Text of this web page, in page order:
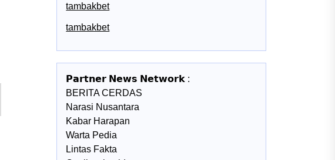
tambakbet
tambakbet
𝗣𝗮𝗿𝘁𝗻𝗲𝗿 𝗡𝗲𝘄𝘀 𝗡𝗲𝘁𝘄𝗼𝗿𝗸 :
BERITA CERDAS
Narasi Nusantara
Kabar Harapan
Warta Pedia
Lintas Fakta